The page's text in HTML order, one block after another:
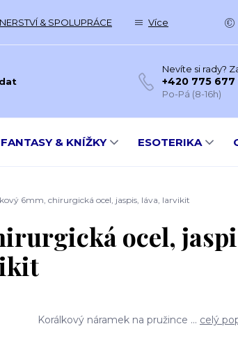
& SPOLUPRÁCE Více
Nevíte si rady?
+420 775 677
Po-Pá (8-16h)
FANTASY & KNÍŽKY ESOTERIKA
6mm, chirurgická ocel, jaspis, láva, larvikit
ocel,
Korálkový náramek na pružince ... celý